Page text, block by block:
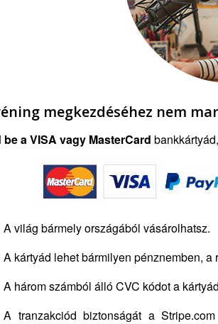
megkezdéséhez nem
be aVISA vagy MasterCard
A világ bármely országából vásárolhatsz.
A kártyád lehet bármilyen pénznemben,
A három számból álló CVC kódot a
A tranzakciód biztonságát a